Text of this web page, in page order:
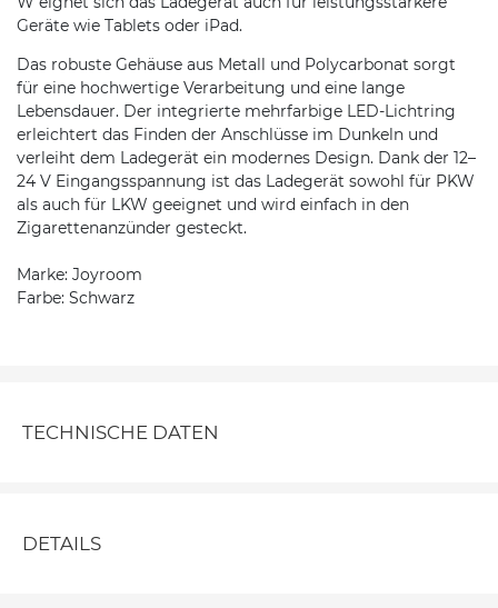
Geräte wie Tablets oder iPad.
Das robuste Gehäuse aus Metall und Polycarbonat sorgt
für eine hochwertige Verarbeitung und eine lange
Lebensdauer. Der integrierte mehrfarbige LED-Lichtring
erleichtert das Finden der Anschlüsse im Dunkeln und
verleiht dem Ladegerät ein modernes Design. Dank der 12–
24 V Eingangsspannung ist das Ladegerät sowohl für PKW
als auch für LKW geeignet und wird einfach in den
Zigarettenanzünder gesteckt.
Marke: Joyroom
Farbe: Schwarz
TECHNISCHE DATEN
DETAILS